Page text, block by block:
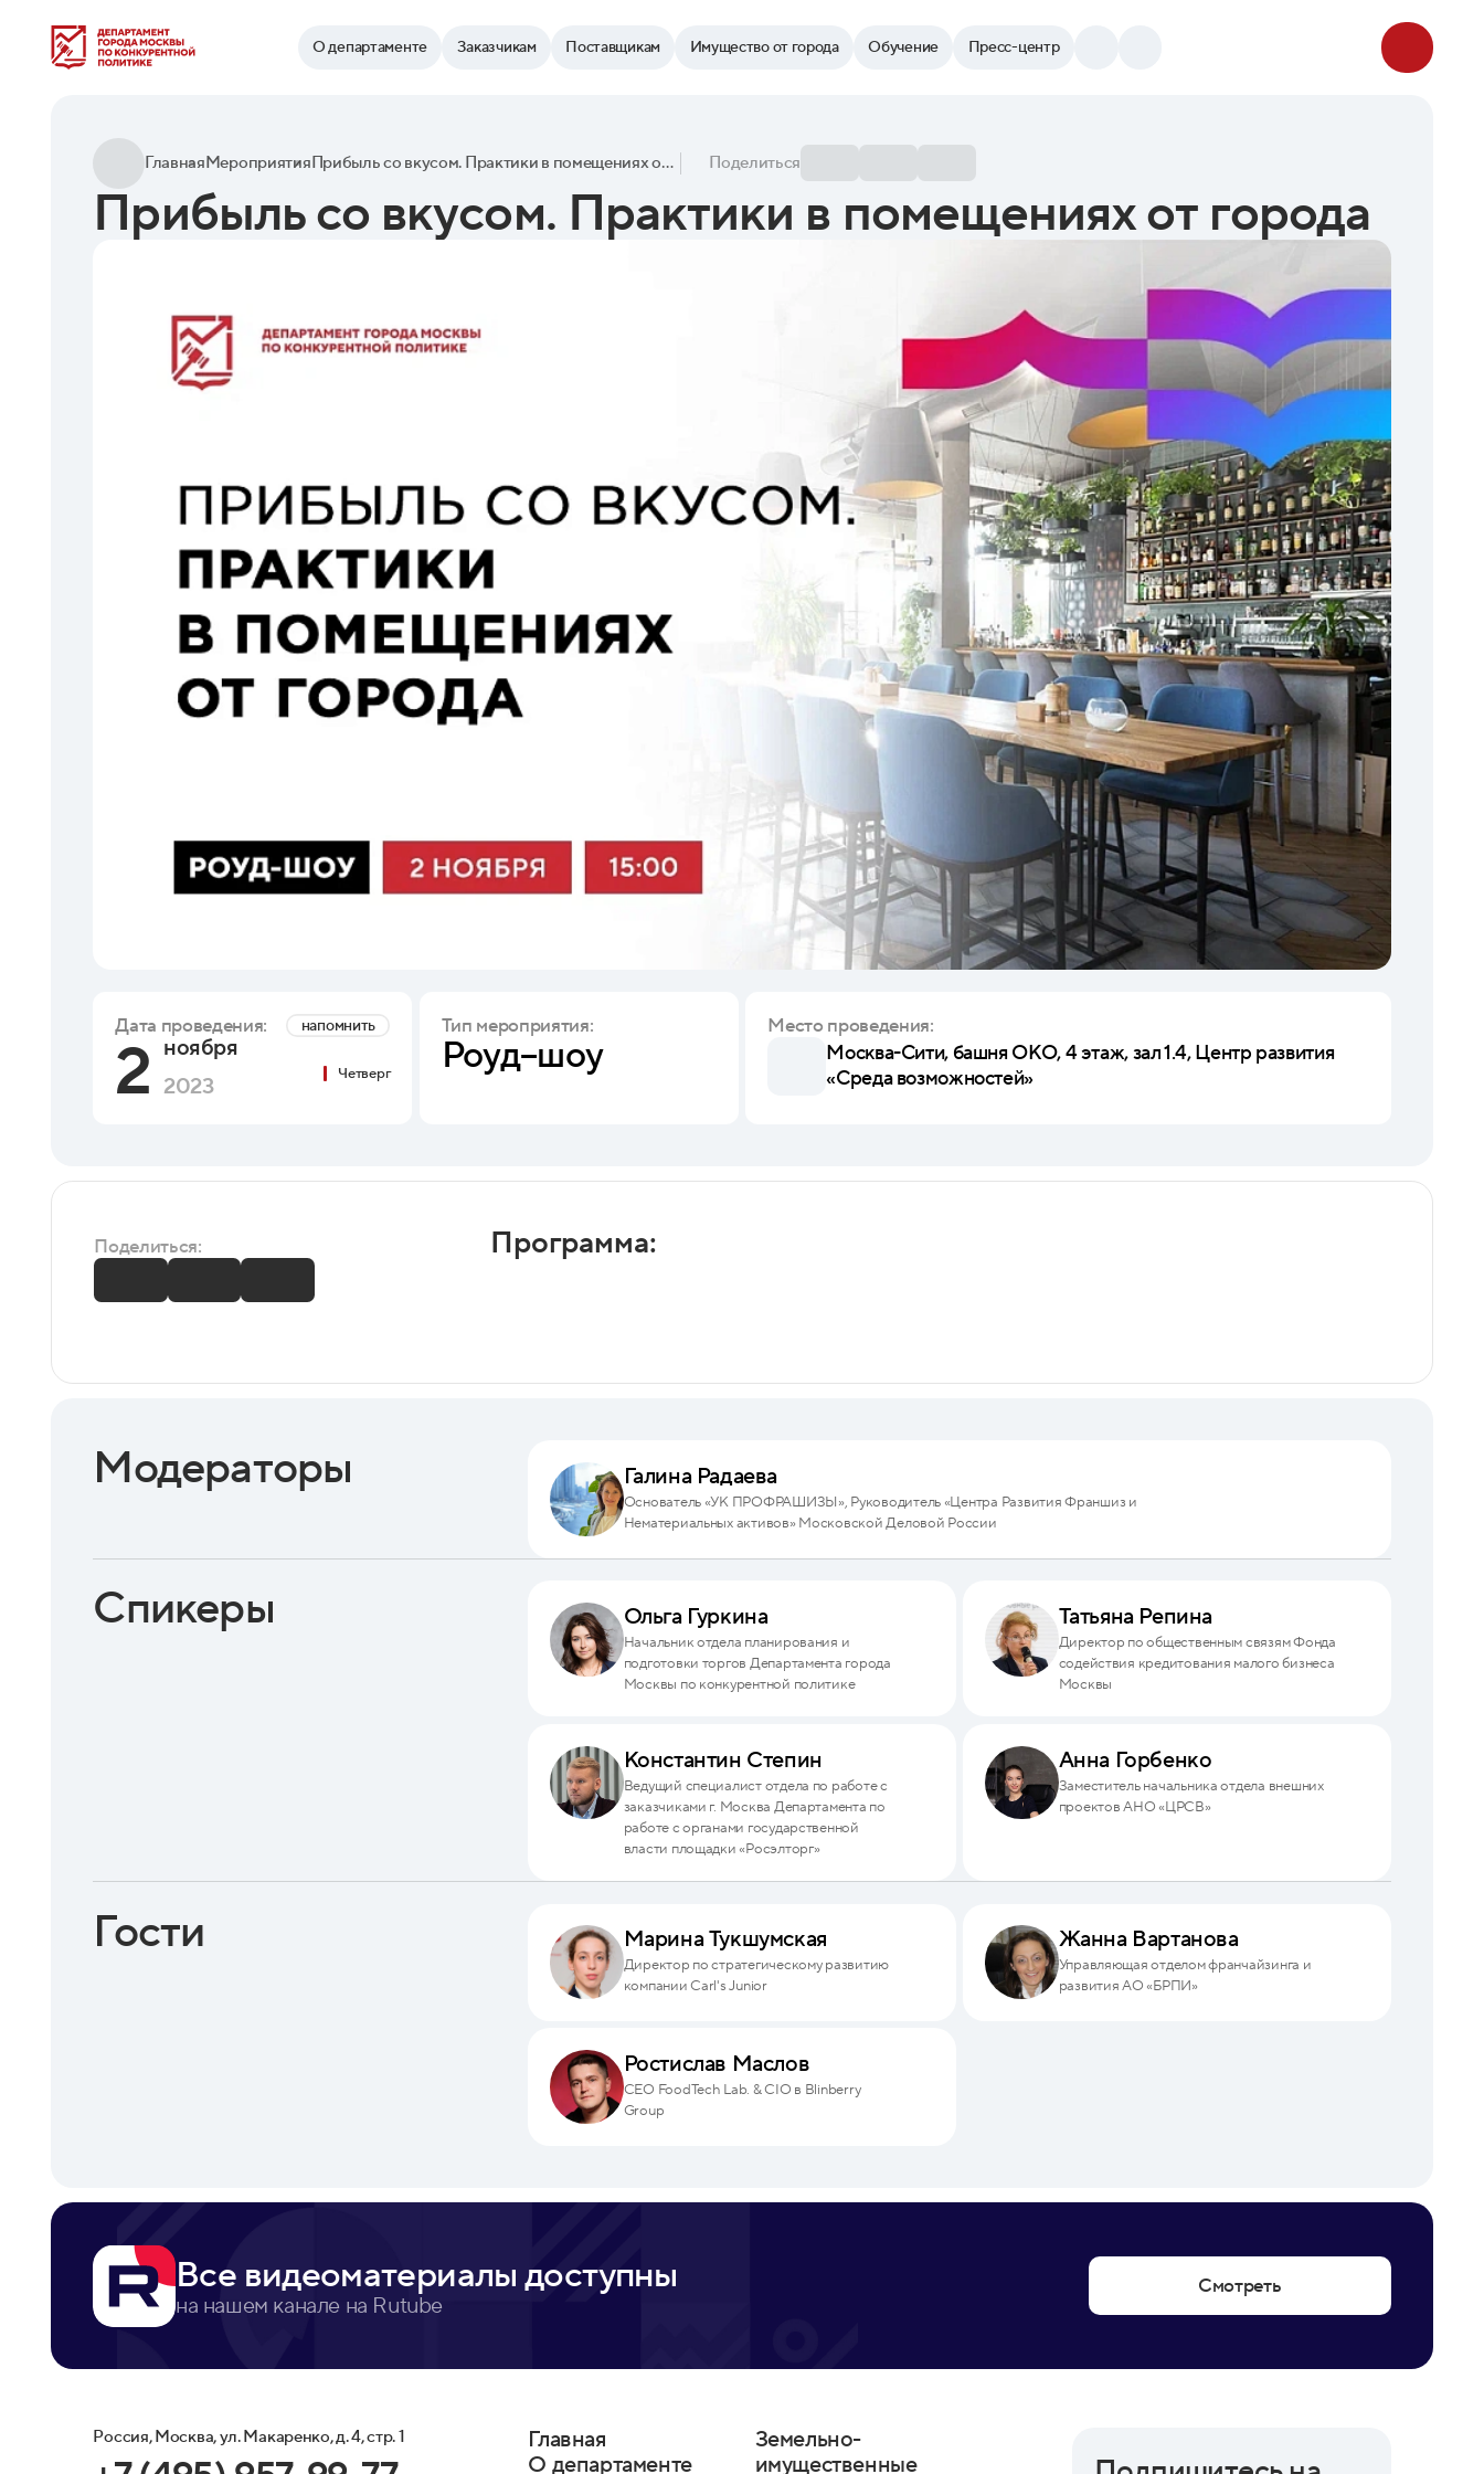
О департаменте Заказчикам Поставщикам Имущество от города Обучение Пресс-центр
ГлавнаяМероприятия Прибыль со вкусом. Практики в помещениях от города Поделиться
Прибыль со вкусом. Практики в помещениях от города
Дата проведения: напомнить
2 ноября
2023
Четверг
Тип мероприятия:
Роуд–шоу
Место проведения:
Москва-Сити, башня ОКО, 4 этаж, зал 1.4, Центр развития
«Среда возможностей»
Поделиться: Программа:
Модераторы Галина Радаева
Основатель «УК ПРОФРАШИЗЫ», Руководитель «Центра Развития Франшиз и
Нематериальных активов» Московской Деловой России
Спикеры Ольга Гуркина
Начальник отдела планирования и
подготовки торгов Департамента города
Москвы по конкурентной политике
Татьяна Репина
Директор по общественным связям Фонда
содействия кредитования малого бизнеса
Москвы
Константин Степин
Ведущий специалист отдела по работе с
заказчиками г. Москва Департамента по
работе с органами государственной
власти площадки «Росэлторг»
Анна Горбенко
Заместитель начальника отдела внешних
проектов АНО «ЦРСВ»
Гости Марина Тукшумская
Директор по стратегическому развитию
компании Carl's Junior
Жанна Вартанова
Управляющая отделом франчайзинга и
развития АО «БРПИ»
Ростислав Маслов
CEO FoodTech Lab. & CIO в Blinberry
Group
Все видеоматериалы доступны
на нашем канале на Rutube
Смотреть
Россия, Москва, ул. Макаренко, д. 4, стр. 1
Главная
О департаменте
Земельно-
имущественные